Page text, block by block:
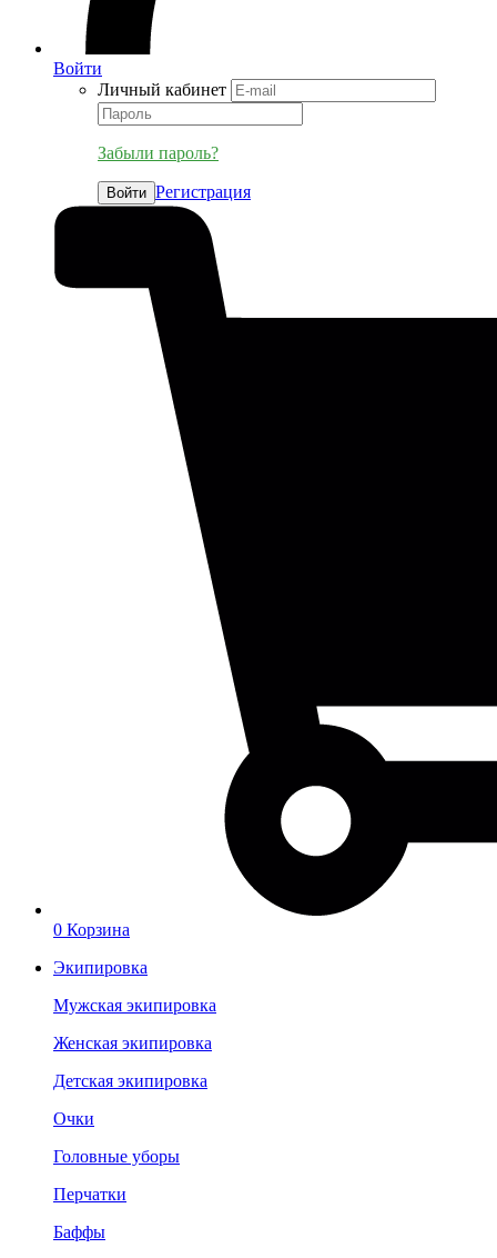
Войти
Личный кабинет
Забыли пароль?
Войти Регистрация
0 Корзина
Экипировка
Мужская экипировка
Женская экипировка
Детская экипировка
Очки
Головные уборы
Перчатки
Баффы